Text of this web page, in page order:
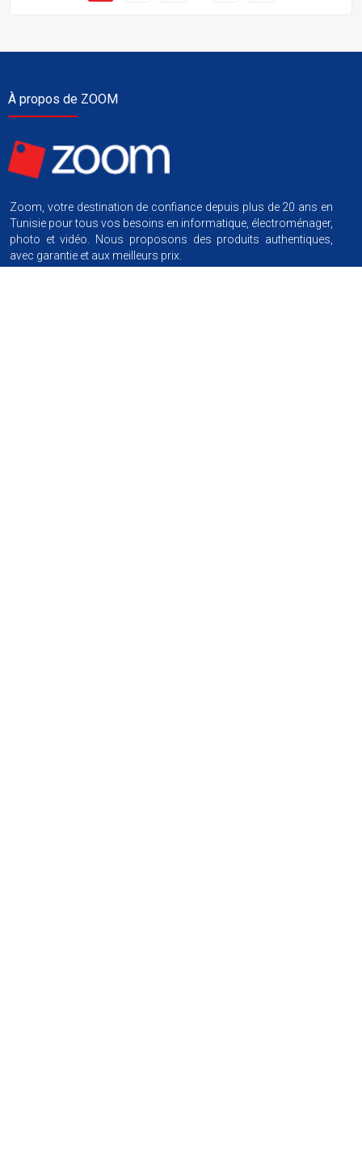
À propos de ZOOM
Zoom, votre destination de confiance depuis plus de 20 ans en
Tunisie pour tous vos besoins en informatique, électroménager,
photo et vidéo. Nous proposons des produits authentiques,
avec garantie et aux meilleurs prix.